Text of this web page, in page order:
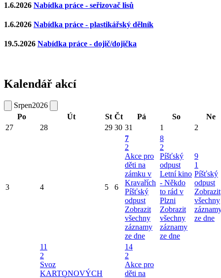
1.6.2026 Nabídka práce - seřizovač lisů
1.6.2026 Nabídka práce - plastikářský dělník
19.5.2026 Nabídka práce - dojič/dojička
Kalendář akcí
Srpen2026
Po
Út St Čt Pá So
Ne
27
28 29 30 31 1 2
3 4 5 6
7
2
Akce pro
děti na
zámku v
Kravařích
Píšťský
odpust
Zobrazit
všechny
záznamy
ze dne
8
2
Píšťský
odpust
Letní kino
- Někdo
to rád v
Plzni
Zobrazit
všechny
záznamy
ze dne
9
1
Píšťský
odpust
Zobrazit
všechny
ze dne
11
2
Svoz
KARTONOVÝCH
14
2
Akce pro
děti na